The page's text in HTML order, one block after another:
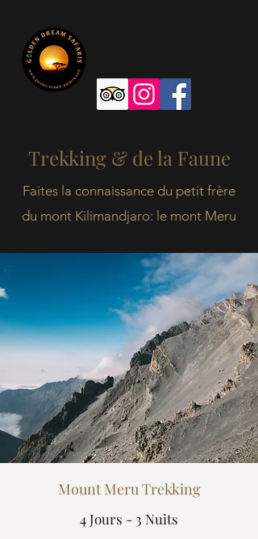
Mount Meru Trekking
4 Jours - 3 Nuits
Trekking & de la Faune
Faites la connaissance du petit frère
du mont Kilimandjaro: le mont Meru